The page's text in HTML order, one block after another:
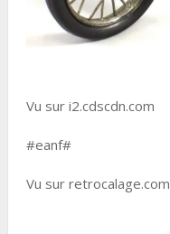
Vu sur i2.cdscdn.com
#eanf#
Vu sur retrocalage.com